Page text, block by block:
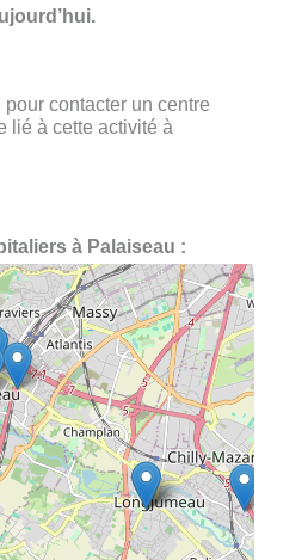
contacter un centre
lié à cette activité à
à Palaiseau :